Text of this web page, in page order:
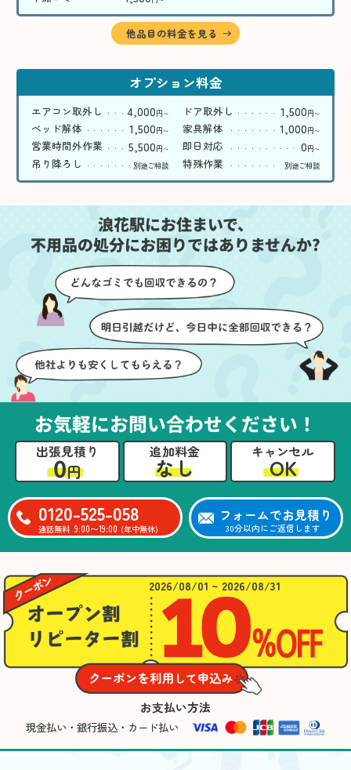
他品目の料金を見る
オプション料金
エアコン取外し 4,000円〜 ドア取外し 1,500円〜
ベッド解体 1,500円〜 家具解体 1,000円〜
営業時間外作業 5,500円〜 即日対応 0円〜
吊り降ろし 別途ご相談 特殊作業 別途ご相談
浪花駅にお住まいで、
不用品の処分にお困りではありませんか?
お気軽にお問い合わせください！
出張見積り
0円
追加料金
なし
キャンセル
OK
0120-525-058
通話無料 9:00〜19:00 (年中無休)
フォームでお見積り
30分以内にご返信します
2026/08/01 ~ 2026/08/31
お支払い方法
現金払い・銀行振込・カード払い